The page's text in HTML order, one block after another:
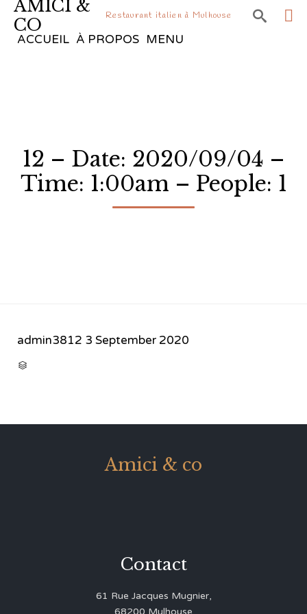
AMICI &
CO
Restaurant italien à Mulhouse 
ACCUEIL À PROPOS MENU
12 – Date: 2020/09/04 –
Time: 1:00am – People: 1
admin3812 3 September 2020

Amici & co
Contact
61 Rue Jacques Mugnier,